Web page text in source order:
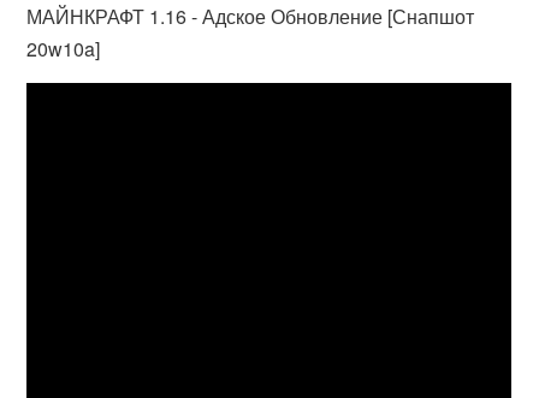
МАЙНКРАФТ 1.16 - Адское Обновление [Снапшот
20w10a]